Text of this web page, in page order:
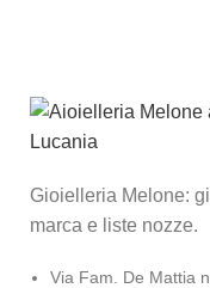
Gioielleria Melone:
marca e liste nozze.
Via Fam. De Mattia